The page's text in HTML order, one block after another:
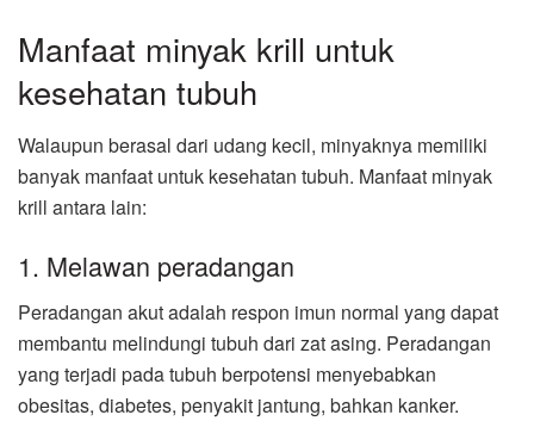
Manfaat minyak krill untuk
kesehatan tubuh
Walaupun berasal dari udang kecil, minyaknya memiliki
banyak manfaat untuk kesehatan tubuh. Manfaat minyak
krill antara lain:
1. Melawan peradangan
Peradangan akut adalah respon imun normal yang dapat
membantu melindungi tubuh dari zat asing. Peradangan
yang terjadi pada tubuh berpotensi menyebabkan
obesitas, diabetes, penyakit jantung, bahkan kanker.